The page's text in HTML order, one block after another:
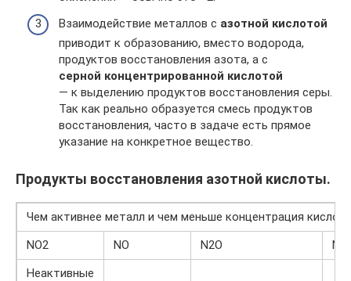
Взаимодействие металлов с азотной кислотой
приводит к образованию, вместо водорода,
продуктов восстановления азота, а с
серной концентрированной кислотой
— к выделению продуктов восстановления серы.
Так как реально образуется смесь продуктов
восстановления, часто в задаче есть прямое
указание на конкретное вещество.
Продукты восстановления азотной кислоты.
Чем активнее металл и чем меньше концентрация
NO2
NO N2O
N2
Неактивные